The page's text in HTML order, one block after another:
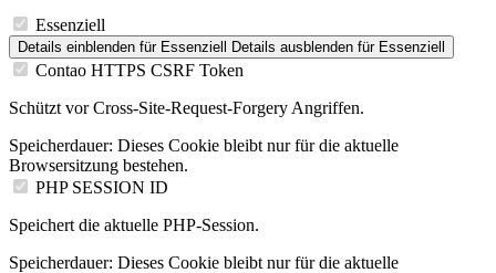
Essenziell
Details einblenden für Essenziell Details ausblenden für Essenziell
Contao HTTPS CSRF Token
Schützt vor Cross-Site-Request-Forgery Angriffen.
Speicherdauer: Dieses Cookie bleibt nur für die aktuelle
Browsersitzung bestehen.
PHP SESSION ID
Speichert die aktuelle PHP-Session.
Speicherdauer: Dieses Cookie bleibt nur für die aktuelle